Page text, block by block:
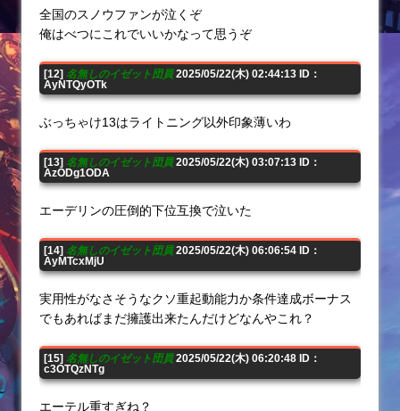
全国のスノウファンが泣くぞ
俺はべつにこれでいいかなって思うぞ
[12] 名無しのイゼット団員2025/05/22(木) 02:44:13 ID：
AyNTQyOTk
ぶっちゃけ13はライトニング以外印象薄いわ
[13] 名無しのイゼット団員2025/05/22(木) 03:07:13 ID：
AzODg1ODA
エーデリンの圧倒的下位互換で泣いた
[14] 名無しのイゼット団員2025/05/22(木) 06:06:54 ID：
AyMTcxMjU
実用性がなさそうなクソ重起動能力か条件達成ボーナス
でもあればまだ擁護出来たんだけどなんやこれ？
[15] 名無しのイゼット団員2025/05/22(木) 06:20:48 ID：
c3OTQzNTg
エーテル重すぎね？